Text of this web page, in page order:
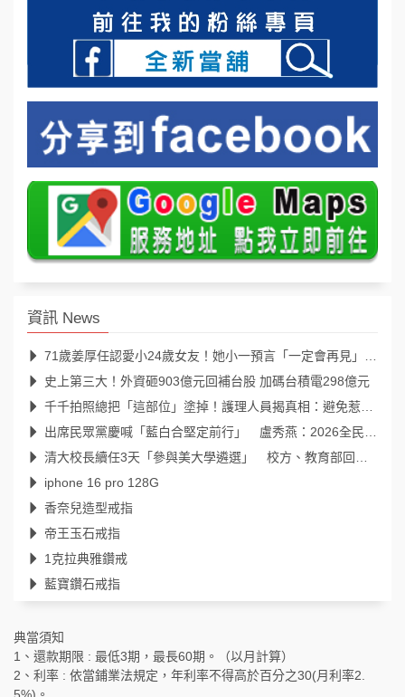
資訊 News
71歲姜厚任認愛小24歲女友！她小一預言「一定會再見」39年後成真
史上第三大！外資砸903億元回補台股 加碼台積電298億元
千千拍照總把「這部位」塗掉！護理人員揭真相：避免惹來不必要麻煩
出席民眾黨慶喊「藍白合堅定前行」 盧秀燕：2026全民倒閣，2028全民倒賴
清大校長續任3天「參與美大學遴選」 校方、教育部回應了
iphone 16 pro 128G
香奈兒造型戒指
帝王玉石戒指
1克拉典雅鑽戒
藍寶鑽石戒指
典當須知
1、還款期限 : 最低3期，最長60期。（以月計算）
2、利率 : 依當鋪業法規定，年利率不得高於百分之30(月利率2.
5%)。